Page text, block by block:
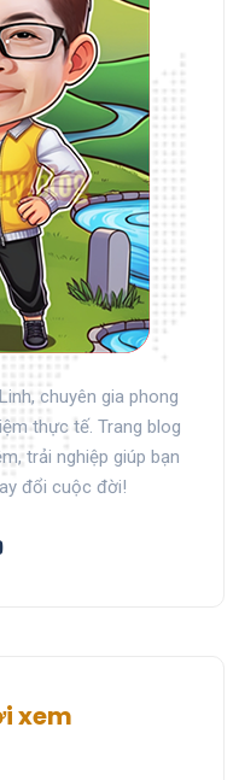
chuyên gia phong
thực tế. Trang blog
trải nghiệp giúp bạn
đổi cuộc đời!
xem